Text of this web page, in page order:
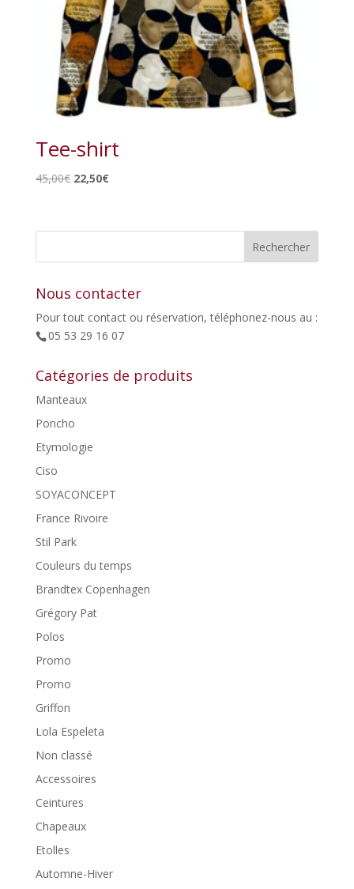
Tee-shirt
45,00€ Le
était :
22,50€Le
est :
Nous contacter
Pour tout contact ou réservation, téléphonez-nous au :
05 53 29 16 07
Catégories de produits
Manteaux
Poncho
Etymologie
Ciso
SOYACONCEPT
France Rivoire
Stil Park
Couleurs du temps
Brandtex Copenhagen
Grégory Pat
Polos
Promo
Promo
Griffon
Lola Espeleta
Non classé
Accessoires
Ceintures
Chapeaux
Etolles
Automne-Hiver